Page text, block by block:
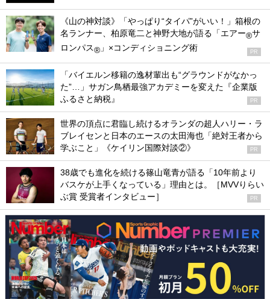
《山の神対談》「やっぱり“タイパ”がいい！」箱根の
名ランナー、柏原竜二と神野大地が語る「エアー®サ
ロンパス® 」×コンディショニング術 PR
「バイエルン移籍の逸材輩出も“グラウンドがなかっ
た”…」サガン鳥栖最強アカデミーを変えた『企業版
ふるさと納税』
PR
世界の頂点に君臨し続けるオランダの超人ハリー・ラ
ブレイセンと日本のエースの太田海也「絶対王者から
学ぶこと」《ケイリン国際対談②》
PR
38歳でも進化を続ける篠山竜青が語る「10年前より
バスケが上手くなっている」理由とは。［MVVりらい
ぶ賞 受賞者インタビュー］
PR